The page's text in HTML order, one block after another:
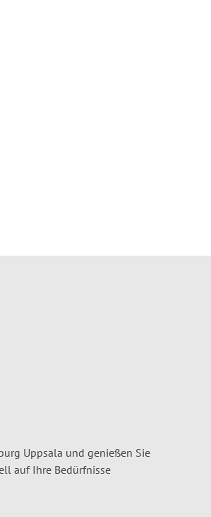
Uppsala und genießen Sie
auf Ihre Bedürfnisse